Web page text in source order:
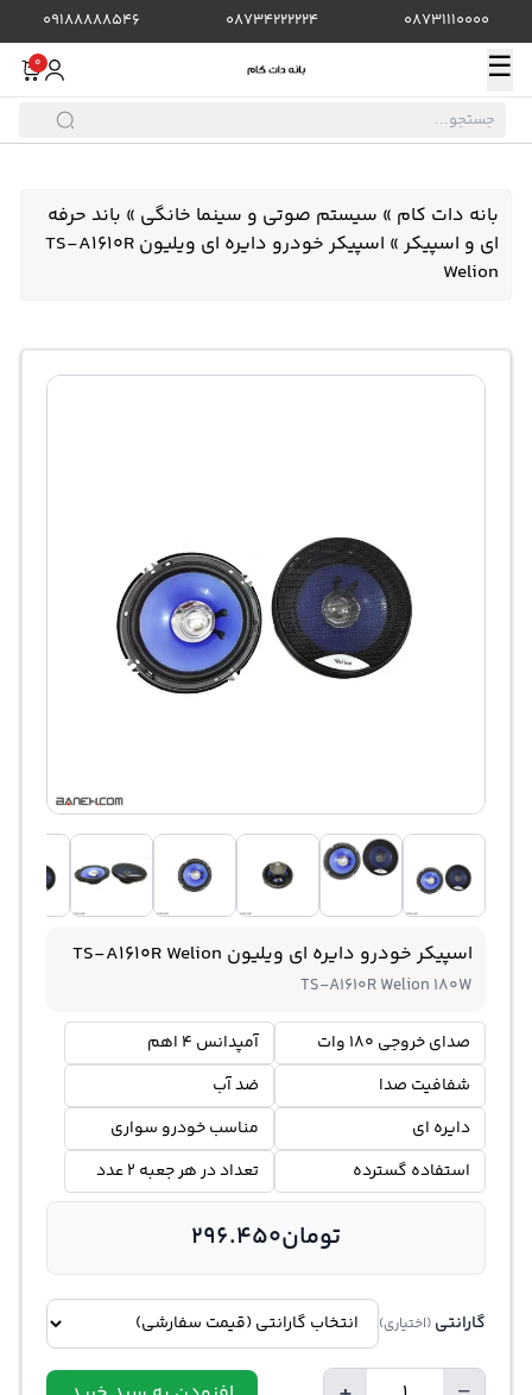
08731110000
08734222224
09188888546
☰
0
بانه دات کام » سیستم صوتی و سینما خانگی » باند حرفه
ای و اسپیکر»
اسپیکر خودرو دایره ای ویلیون TS-A1610R
Welion
اسپیکر خودرو دایره ای ویلیون TS-A1610R Welion
TS-A1610R Welion 180W
صدای خروجی 180 وات
آمپدانس 4 اهم
شفافیت صدا
ضد آب
دایره ای
مناسب خودرو سواری
استفاده گسترده
تعداد در هر جعبه 2 عدد
تومان296.450
گارانتی (اختیاری)